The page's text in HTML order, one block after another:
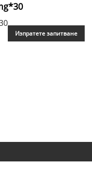
Изпратете запитване